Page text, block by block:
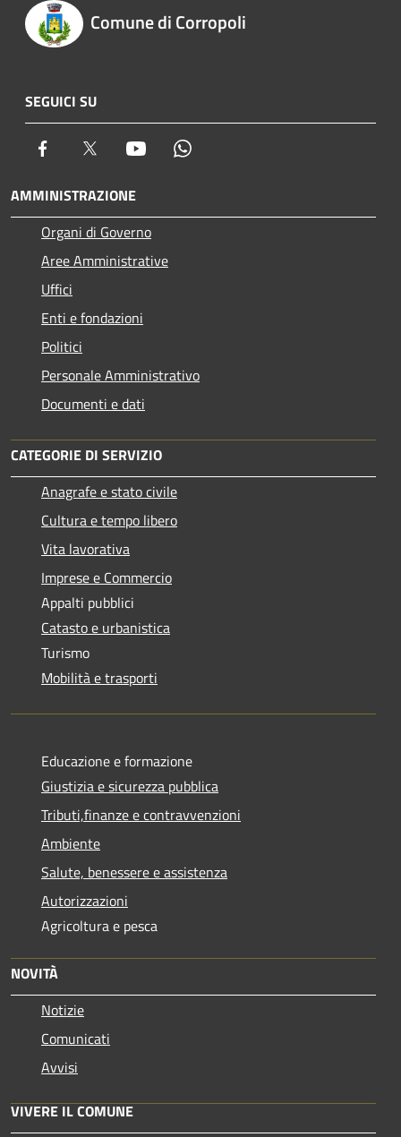
Comune di Corropoli
SEGUICI SU
Facebook Twitter Youtube
AMMINISTRAZIONE
Organi di Governo
Aree Amministrative
Uffici
Enti e fondazioni
Politici
Personale Amministrativo
Documenti e dati
CATEGORIE DI SERVIZIO
Anagrafe e stato civile
Cultura e tempo libero
Vita lavorativa
Imprese e Commercio
Appalti pubblici
Catasto e urbanistica
Turismo
Mobilità e trasporti
Educazione e formazione
Giustizia e sicurezza pubblica
Tributi,finanze e contravvenzioni
Ambiente
Salute, benessere e assistenza
Autorizzazioni
Agricoltura e pesca
NOVITÀ
Notizie
Comunicati
Avvisi
VIVERE IL COMUNE